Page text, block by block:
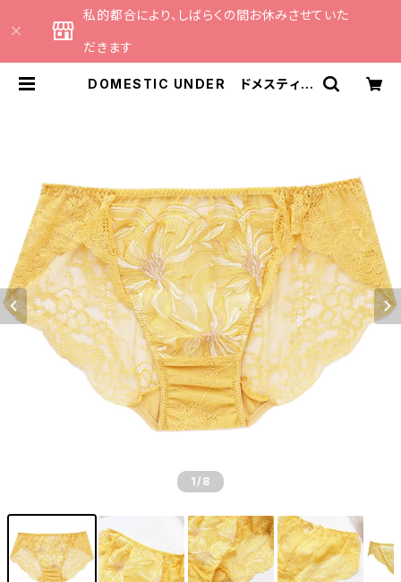
私的都合により、しばらくの間お休みさせていた
だきます
DOMESTIC UNDER ドメスティッ
1 /8